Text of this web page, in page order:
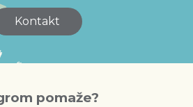
Kontakt
pomaže?